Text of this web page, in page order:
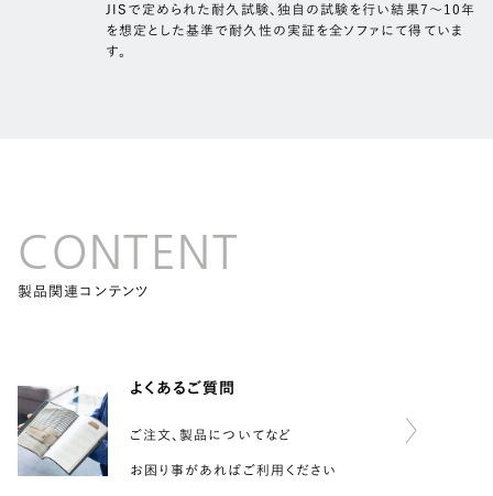
JISで定められた耐久試験、独自の試験を行い結果7～10年
を想定とした基準で耐久性の実証を全ソファにて得ていま
す。
CONTENT
製品関連コンテンツ
よくあるご質問
ご注文、製品についてなど
お困り事があればご利用ください